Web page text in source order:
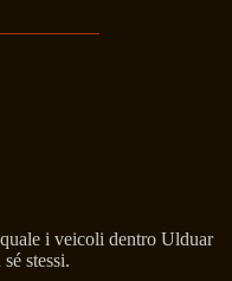
i veicoli dentro Ulduar
stessi.